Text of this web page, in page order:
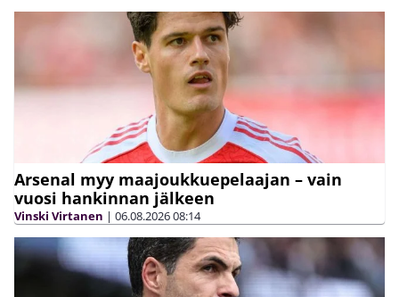
Arsenal myy maajoukkuepelaajan – vain
vuosi hankinnan jälkeen
Vinski Virtanen | 06.08.202608:14